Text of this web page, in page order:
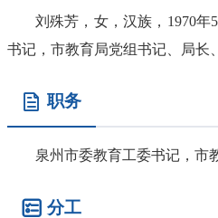
刘殊芳，女，汉族，1970
书记，市教育局党组书记、局长
职务
泉州市委教育工委书记，市
分工